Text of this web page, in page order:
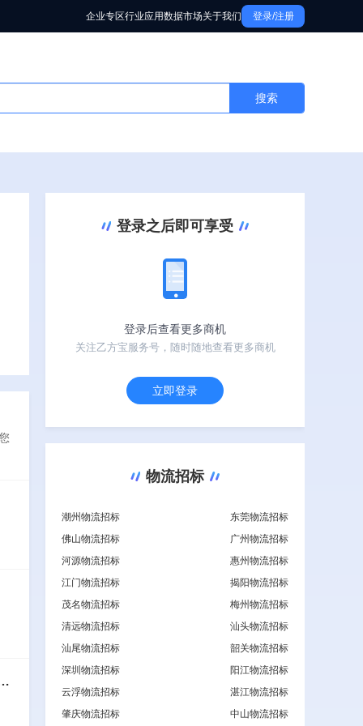
企业专区行业应用数据市场关于我们 登录/注册
搜索
登录之后即可享受
登录后查看更多商机
关注乙方宝服务号，随时随地查看更多商机
立即登录
物流招标
潮州物流招标
东莞物流招标
佛山物流招标
广州物流招标
河源物流招标
惠州物流招标
江门物流招标
揭阳物流招标
茂名物流招标
梅州物流招标
清远物流招标
汕头物流招标
汕尾物流招标
韶关物流招标
深圳物流招标
阳江物流招标
云浮物流招标
湛江物流招标
肇庆物流招标
中山物流招标